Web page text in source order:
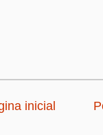
inicial